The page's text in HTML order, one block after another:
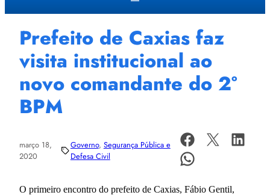
a
Prefeito de Caxias faz
visita institucional ao
novo comandante do 2°
BPM
março 18,
2020
Governo, Segurança Pública e
Defesa Civil
O primeiro encontro do prefeito de Caxias, Fábio Gentil,